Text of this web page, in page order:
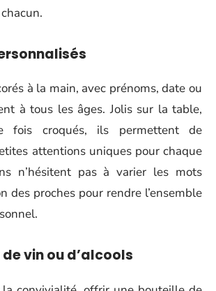
à la main, avec prénoms, date ou
à tous les âges. Jolis sur la table,
fois croqués, ils permettent de
attentions uniques pour chaque
n’hésitent pas à varier les mots
des proches pour rendre l’ensemble
vin ou d’alcools